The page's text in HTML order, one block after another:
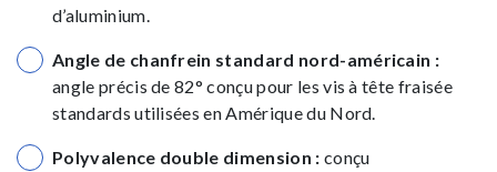
d’aluminium.
Angle de chanfrein standard nord-américain :
angle précis de 82° conçu pour les vis à tête fraisée
standards utilisées en Amérique du Nord.
Polyvalence double dimension : conçu